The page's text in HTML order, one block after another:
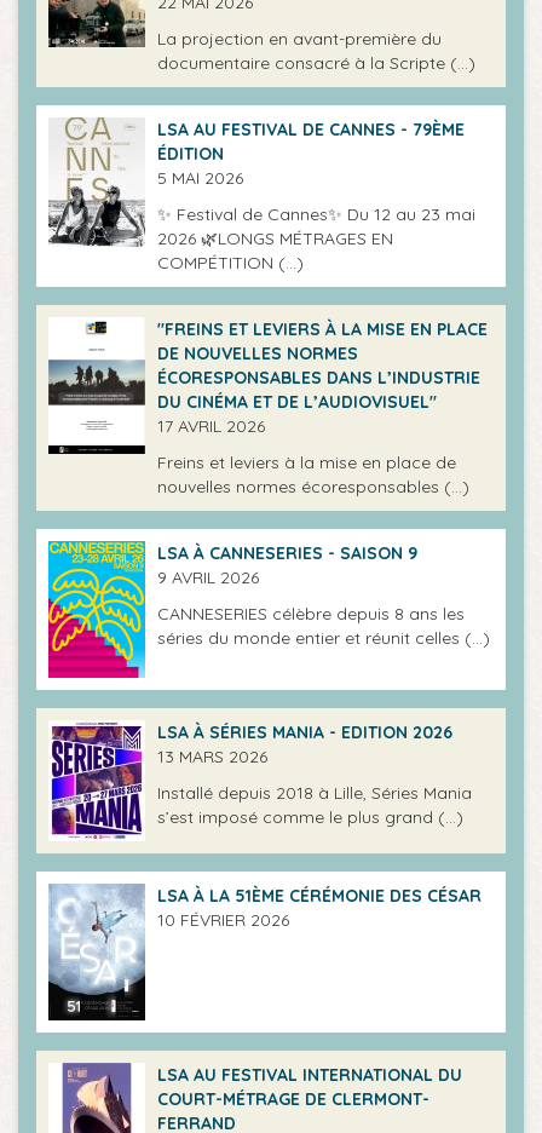
La projection en avant-première du
documentaire consacré à la Scripte (…)
LSA AU FESTIVAL DE CANNES - 79ÈME
ÉDITION
5 MAI 2026
✨ Festival de Cannes✨ Du 12 au 23 mai
2026 🌿LONGS MÉTRAGES EN
COMPÉTITION (…)
"FREINS ET LEVIERS À LA MISE EN PLACE
DE NOUVELLES NORMES
ÉCORESPONSABLES DANS L’INDUSTRIE
DU CINÉMA ET DE L’AUDIOVISUEL"
17 AVRIL 2026
Freins et leviers à la mise en place de
nouvelles normes écoresponsables (…)
LSA À CANNESERIES - SAISON 9
9 AVRIL 2026
CANNESERIES célèbre depuis 8 ans les
séries du monde entier et réunit celles (…)
LSA À SÉRIES MANIA - EDITION 2026
13 MARS 2026
Installé depuis 2018 à Lille, Séries Mania
s’est imposé comme le plus grand (…)
LSA À LA 51ÈME CÉRÉMONIE DES CÉSAR
10 FÉVRIER 2026
LSA AU FESTIVAL INTERNATIONAL DU
COURT-MÉTRAGE DE CLERMONT-
FERRAND